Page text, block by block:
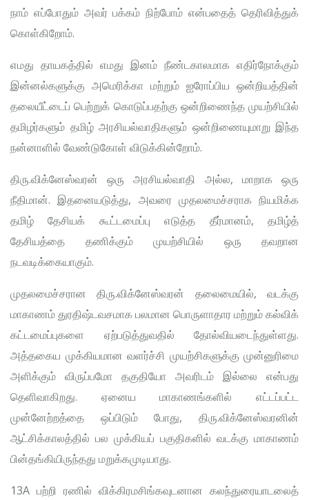
நாம் எப்போதும் அவர் பக்கம் நிற்போம் என்பதைத் தெரிவித்துக்
கொள்கிறோம்.
எமது தாயகத்தில் எமது இனம் நீண்டகாலமாக எதிர்நோக்கும்
இன்னல்களுக்கு அமெரிக்கா மற்றும் ஐரோப்பிய ஒன்றியத்தின்
தலையீட்டைப் பெற்றுக் கொடுப்பதற்கு ஒன்றிணைந்த முயற்சியில்
தமிழர்களும் தமிழ் அரசியல்வாதிகளும் ஒன்றிணையுமாறு இந்த
நன்னாளில் வேண்டுகோள் விடுக்கின்றோம்.
திரு.விக்னேஸ்வரன் ஒரு அரசியல்வாதி அல்ல, மாறாக ஒரு
நீதிமான். இதனையடுத்து, அவரை முதலமைச்சராக நியமிக்க
தமிழ் தேசியக் கூட்டமைப்பு எடுத்த தீர்மானம், தமிழ்த்
தேசியத்தை தணிக்கும் முயற்சியில் ஒரு தவறான
நடவடிக்கையாகும்.
முதலமைச்சரான திரு.விக்னேஸ்வரன் தலைமையில், வடக்கு
மாகாணம் துரதிஷ்டவசமாக பலமான பொருளாதார மற்றும் கல்விக்
கட்டமைப்புகளை ஏற்படுத்துவதில் தோல்வியடைந்துள்ளது.
அத்தகைய முக்கியமான வளர்ச்சி முயற்சிகளுக்கு முன்னுரிமை
அளிக்கும் விருப்பமோ தகுதியோ அவரிடம் இல்லை என்பது
தெளிவாகிறது. ஏனைய மாகாணங்களில் எட்டப்பட்ட
முன்னேற்றத்தை ஒப்பிடும் போது, திரு.விக்னேஸ்வரனின்
ஆட்சிக்காலத்தில் பல முக்கியப் பகுதிகளில் வடக்கு மாகாணம்
பின்தங்கியிருந்தது மறுக்கமுடியாது.
13A பற்றி ரணில் விக்கிரமசிங்கவுடனான கலந்துரையாடலைத்